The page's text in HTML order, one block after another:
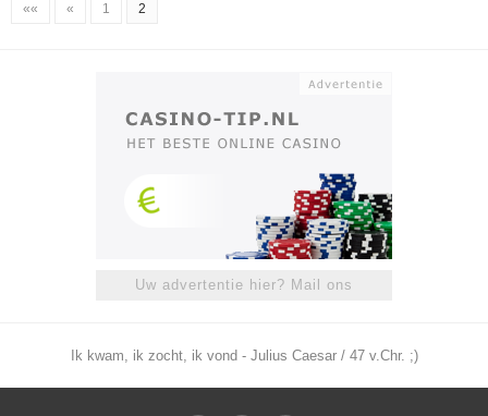
«« « 1 2
Uw advertentie hier? Mail ons
Ik kwam, ik zocht, ik vond - Julius Caesar / 47 v.Chr. ;)